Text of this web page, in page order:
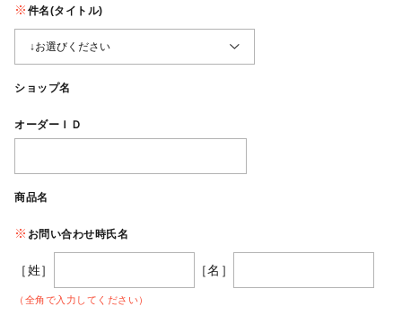
件名(タイトル)
ショップ名
オーダーＩＤ
商品名
お問い合わせ時氏名
［姓］ ［名］
（全角で入力してください）